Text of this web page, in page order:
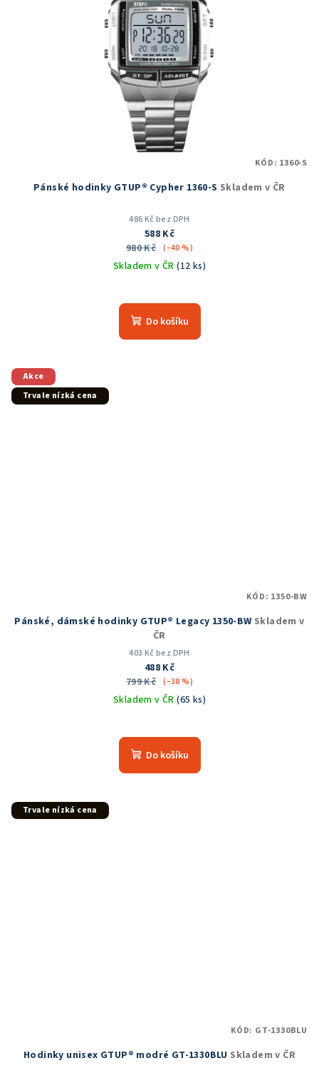
Pánské hodinky GTUP® Cypher 1360-S Skladem v ČR
486 Kč bez DPH
588 Kč
980 Kč (–40 %)
Skladem v ČR(12 ks)
hodnocení
produktu
Do košíku
KÓD: 1360-S
Akce
Trvale nízká cena
Pánské, dámské hodinky GTUP® Legacy 1350-BW Skladem v
ČR
403 Kč bez DPH
488 Kč
799 Kč (–38 %)
Skladem v ČR(65 ks)
hodnocení
produktu
Do košíku
KÓD: 1350-BW
Trvale nízká cena
Hodinky unisex GTUP® modré GT-1330BLU Skladem v ČR
KÓD: GT-1330BLU